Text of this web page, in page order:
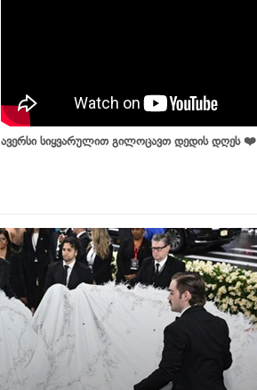
ავერსი სიყვარულით გილოცავთ დედის დღეს ❤️